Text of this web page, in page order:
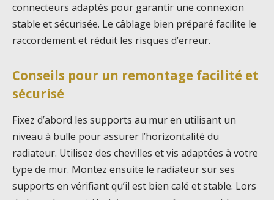
connecteurs adaptés pour garantir une connexion
stable et sécurisée. Le câblage bien préparé facilite le
raccordement et réduit les risques d’erreur.
Conseils pour un remontage facilité et
sécurisé
Fixez d’abord les supports au mur en utilisant un
niveau à bulle pour assurer l’horizontalité du
radiateur. Utilisez des chevilles et vis adaptées à votre
type de mur. Montez ensuite le radiateur sur ses
supports en vérifiant qu’il est bien calé et stable. Lors